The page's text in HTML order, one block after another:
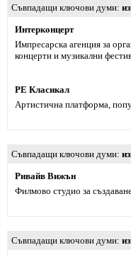
Съвпадащи ключови думи
Интерконцерт
Импресарска агенция за
концерти и музикални
РE Класикал
Артистична платформа,
Съвпадащи ключови думи
Ривайв Вижън
Филмово студио за
Съвпадащи ключови думи